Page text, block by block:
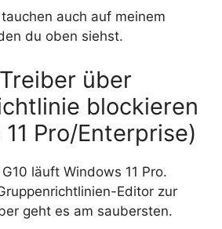
auch auf meinem
du oben siehst.
über
blockieren
Pro/Enterprise)
läuft Windows 11 Pro.
Editor zur
geht es am saubersten.